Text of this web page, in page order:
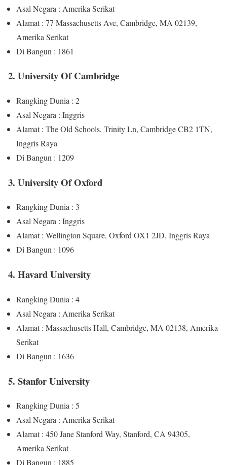
Asal Negara : Amerika Serikat
Alamat : 77 Massachusetts Ave, Cambridge, MA 02139,
Amerika Serikat
Di Bangun : 1861
2. University Of Cambridge
Rangking Dunia : 2
Asal Negara : Inggris
Alamat : The Old Schools, Trinity Ln, Cambridge CB2 1TN,
Inggris Raya
Di Bangun : 1209
3. University Of Oxford
Rangking Dunia : 3
Asal Negara : Inggris
Alamat : Wellington Square, Oxford OX1 2JD, Inggris Raya
Di Bangun : 1096
4. Havard University
Rangking Dunia : 4
Asal Negara : Amerika Serikat
Alamat : Massachusetts Hall, Cambridge, MA 02138, Amerika
Serikat
Di Bangun : 1636
5. Stanfor University
Rangking Dunia : 5
Asal Negara : Amerika Serikat
Alamat : 450 Jane Stanford Way, Stanford, CA 94305,
Amerika Serikat
Di Bangun : 1885